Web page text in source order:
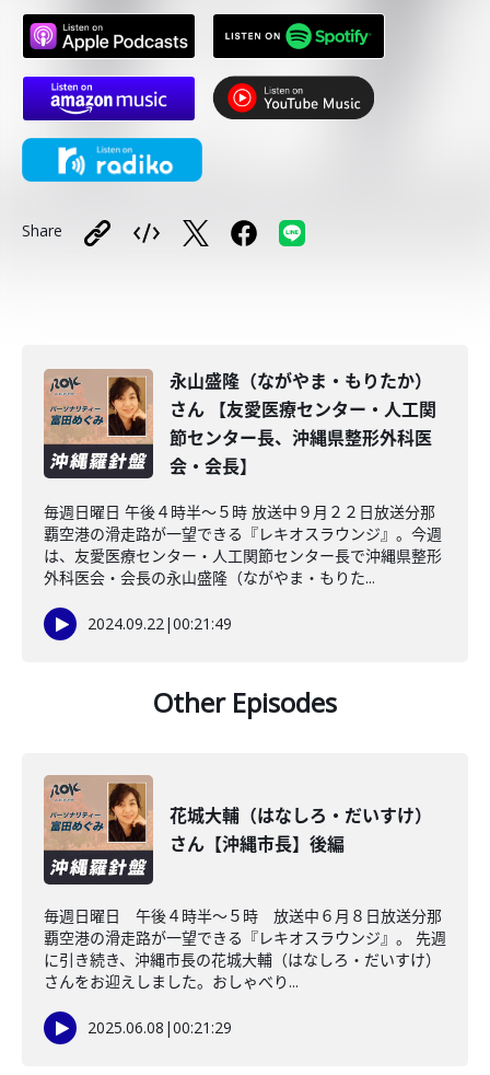
Share
永山盛隆（ながやま・もりたか）
さん 【友愛医療センター・人工関
節センター長、沖縄県整形外科医
会・会長】
毎週日曜日 午後４時半～５時 放送中９月２２日放送分那
覇空港の滑走路が一望できる『レキオスラウンジ』。今週
は、友愛医療センター・人工関節センター長で沖縄県整形
外科医会・会長の永山盛隆（ながやま・もりた...
2024.09.22|00:21:49
Other Episodes
花城大輔（はなしろ・だいすけ）
さん【沖縄市長】後編
毎週日曜日 午後４時半～５時 放送中６月８日放送分那
覇空港の滑走路が一望できる『レキオスラウンジ』。 先週
に引き続き、沖縄市長の花城大輔（はなしろ・だいすけ）
さんをお迎えしました。おしゃべり...
2025.06.08 |00:21:29